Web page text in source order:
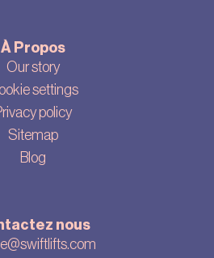
À Propos
Our story
settings
policy
Sitemap
Blog
nous